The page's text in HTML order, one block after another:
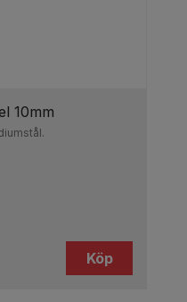
10mm
Köp